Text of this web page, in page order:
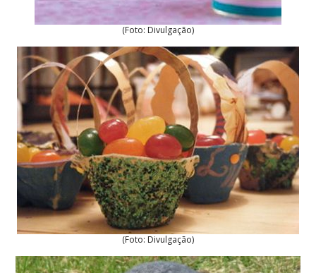
(Foto: Divulgação)
(Foto: Divulgação)